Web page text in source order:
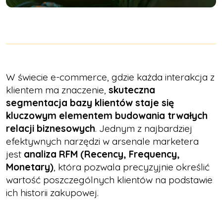
W świecie e-commerce, gdzie każda interakcja z
klientem ma znaczenie, skuteczna
segmentacja bazy klientów staje się
kluczowym elementem budowania trwałych
relacji biznesowych. Jednym z najbardziej
efektywnych narzędzi w arsenale marketera
jest analiza RFM (Recency, Frequency,
Monetary) , która pozwala precyzyjnie określić
wartość poszczególnych klientów na podstawie
ich historii zakupowej.